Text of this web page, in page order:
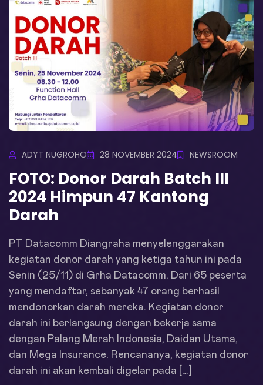
ADYT NUGROHO 28 NOVEMBER 2024 NEWSROOM
FOTO: Donor Darah Batch III
2024 Himpun 47 Kantong
Darah
PT Datacomm Diangraha menyelenggarakan
kegiatan donor darah yang ketiga tahun ini pada
Senin (25/11) di Grha Datacomm. Dari 65 peserta
yang mendaftar, sebanyak 47 orang berhasil
mendonorkan darah mereka. Kegiatan donor
darah ini berlangsung dengan bekerja sama
dengan Palang Merah Indonesia, Daidan Utama,
dan Mega Insurance. Rencananya, kegiatan donor
darah ini akan kembali digelar pada […]